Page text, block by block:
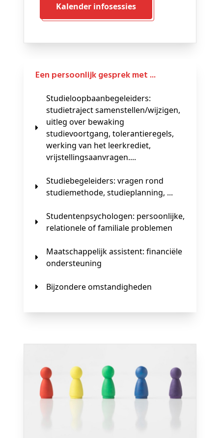
Kalender infosessies
Een persoonlijk gesprek met ...
Studieloopbaanbegeleiders:
studietraject samenstellen/wijzigen,
uitleg over bewaking
studievoortgang, tolerantieregels,
werking van het leerkrediet,
vrijstellingsaanvragen....
Studiebegeleiders: vragen rond
studiemethode, studieplanning, ...
Studentenpsychologen: persoonlijke,
relationele of familiale problemen
Maatschappelijk assistent: financiële
ondersteuning
Bijzondere omstandigheden